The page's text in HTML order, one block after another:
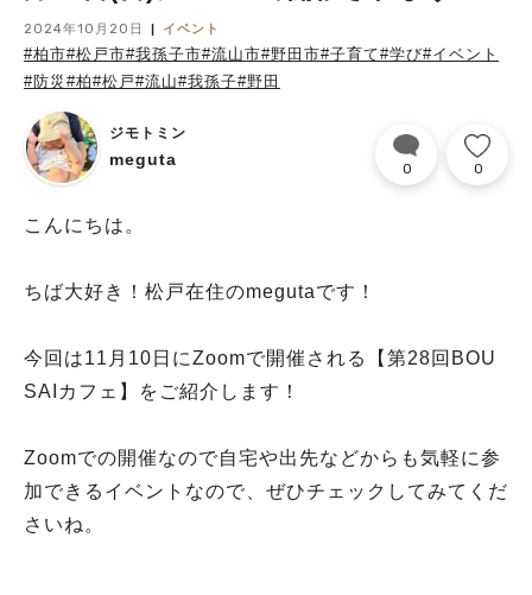
2024年10月20日 イベント
#柏市#松戸市#我孫子市#流山市#野田市#子育て#学び#イベント
#防災 #柏#松戸#流山#我孫子#野田
ジモトミン
meguta 0 0
こんにちは。
ちば大好き！松戸在住のmegutaです！
今回は11月10日にZoomで開催される【第28回BOU
SAIカフェ】をご紹介します！
Zoomでの開催なので自宅や出先などからも気軽に参
加できるイベントなので、ぜひチェックしてみてくだ
さいね。